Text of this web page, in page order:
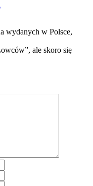
wydanych w Polsce,
ale skoro się